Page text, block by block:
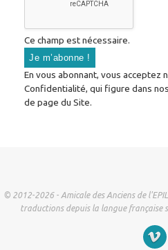
Ce champ est nécessaire.
En vous abonnant, vous acceptez
Confidentialité, qui figure dans
de page du Site.
© 2012-2026 - Amicale des Anciens de
traductions depuis la langue française